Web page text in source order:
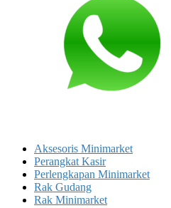
Aksesoris Minimarket
Perangkat Kasir
Perlengkapan Minimarket
Rak Gudang
Rak Minimarket